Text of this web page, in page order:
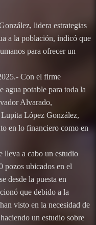
lidera estrategias
a la población, indicó que
para ofrecer un
Con el firme
agua potable para toda la
Alvarado,
López González,
en lo financiero como en
lleva a cabo un estudio
pozos ubicados en el
desde la puesta en
que debido a la
visto en la necesidad de
un estudio sobre